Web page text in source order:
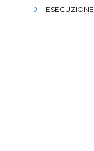
ESECUZIONE